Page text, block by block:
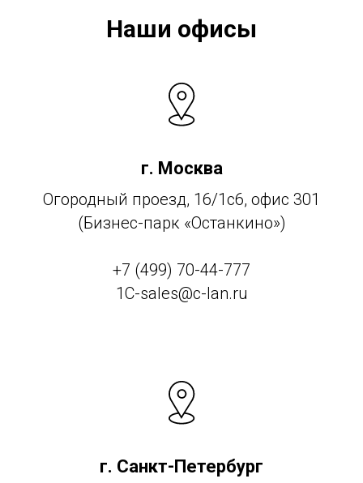
Наши офисы
г. Москва
Огородный проезд, 16/1с6, офис 301
(Бизнес-парк «Останкино»)
+7 (499) 70-44-777
1C-sales@c-lan.ru
г. Санкт-Петербург